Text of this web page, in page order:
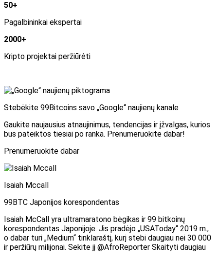
50+
Pagalbininkai ekspertai
2000+
Kripto projektai peržiūrėti
Stebėkite 99Bitcoins savo „Google“ naujienų kanale
Gaukite naujausius atnaujinimus, tendencijas ir įžvalgas, kurios
bus pateiktos tiesiai po ranka. Prenumeruokite dabar!
Prenumeruokite dabar
Isaiah Mccall
99BTC Japonijos korespondentas
Isaiah McCall yra ultramaratono bėgikas ir 99 bitkoinų
korespondentas Japonijoje. Jis pradėjo „USAToday“ 2019 m.,
o dabar turi „Medium“ tinklaraštį, kurį stebi daugiau nei 30 000
ir peržiūrų milijonai. Sekite jį @AfroReporter Skaityti daugiau